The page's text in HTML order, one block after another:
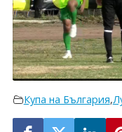
Купа на България,